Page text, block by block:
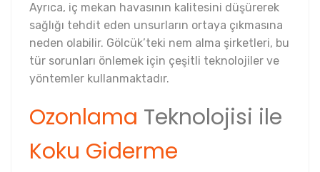
Ayrıca, iç mekan havasının kalitesini düşürerek
sağlığı tehdit eden unsurların ortaya çıkmasına
neden olabilir. Gölcük’teki nem alma şirketleri, bu
tür sorunları önlemek için çeşitli teknolojiler ve
yöntemler kullanmaktadır.
Ozonlama Teknolojisi ile
Koku Giderme